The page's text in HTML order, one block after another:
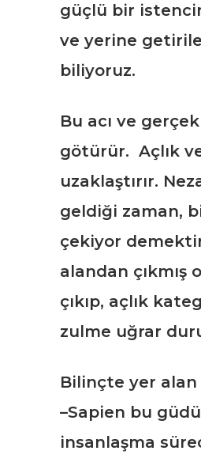
güçlü bir
ve yerine
biliyoruz.
Bu acı ve
götürür. Açlık
uzaklaştırır.
geldiği zaman,
çekiyor
alandan
çıkıp, açlık
zulme uğrar
Bilinçte yer
–Sapien bu
insanlaşma